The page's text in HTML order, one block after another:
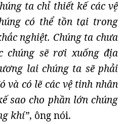
ta chỉ thiết kế các vệ
có thể tồn tại trong
nghiệt. Chúng ta chưa
chúng sẽ rơi xuống địa
lai chúng ta sẽ phải
và có lẽ các vệ tinh nhân
sao cho phần lớn chúng
khí”, ông nói.